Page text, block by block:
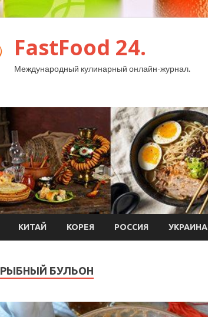
FastFood 24.
Международный кулинарный онлайн-журнал.
КИТАЙ КОРЕЯ РОССИЯ УКРАИНА
РЫБНЫЙ БУЛЬОН